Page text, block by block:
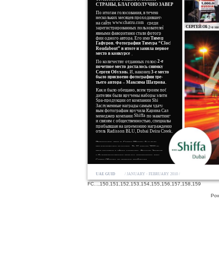
UAE GUIDE / JANUARY - FEBRUARY 2010 /
СТРАНЫ, БЛАГОПОЛУЧНО ЗАВЕРШЕН.
По итогам голосования, в течение
нескольких месяцев проходившего
на сайте www.chatru.com
среди
зарегистрированных пользователей,
явными фаворитами стали фотогра-
фии одного автора. Его имя –Тимур
Гафуров. Фотография Тимура “Clock
Roudabout” в итоге и заняла первое
место в конкурсе .
По количеству отданных голосов2-е
почетное место досталось снимку
Сергея Обухова. И, наконец,3-е место
было присвоено фотографии тре-
тьего автора – Максима Шатрова.
Как и было обещано, всем троим побе-
дителям были вручены наборы элитной
Spa-продукции от компании Shiffa.
Заслуженные награды самым удачли-
вым фотографам вручила Карина Салиб,
менеджер компанииShiffa по макетингу
и связям с общественностью, специально
прибывшая на церемонию награждения в
отель Radisson BLU, Dubai Deira Creek.
Примечание: приз за Сергея Обухова был получен
представителем редакции. До 15 января 2010 года
приз хранится в офисе компании «Русские Эмираты»,
и будетторжественно передан доверенному лицу
Сергея Обухова по первому требованию.
СЕРГЕЙ ОБУХОВ
2-е
FC...,150,151,152,153,154,155,156,157,158,159